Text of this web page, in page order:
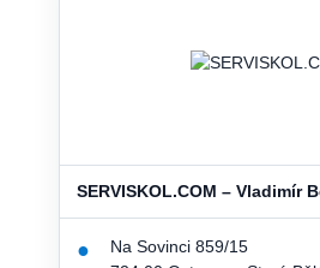
SERVISKOL.COM – Vladimír
●
Na Sovinci 859/15